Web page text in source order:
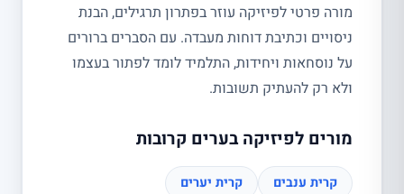
מורה פרטי לפיזיקה עוזר בפתרון תרגילים, הבנת
ניסויים וכתיבת דוחות מעבדה. עם הסברים ברורים
על נוסחאות ויחידות, התלמיד לומד לפתור בעצמו
ולא רק להעתיק תשובות.
מורים לפיזיקה בערים קרובות
קרית ענבים
קרית יערים